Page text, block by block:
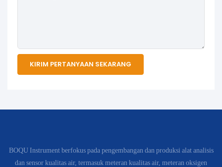
KIRIM PERTANYAAN SEKARANG
BOQU Instrument berfokus pada pengembangan dan produksi alat analisis
dan sensor kualitas air, termasuk meteran kualitas air, meteran oksigen